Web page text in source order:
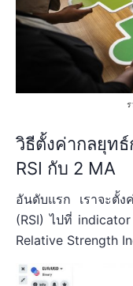
วิธีตั้งค่ากลยุท
RSI กับ 2 MA
อันดับแรก เราจะตั้
(RSI) ไปที่
Relative Strength